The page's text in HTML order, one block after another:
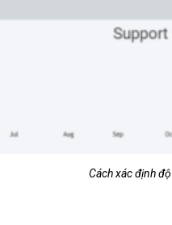
Cách xác định